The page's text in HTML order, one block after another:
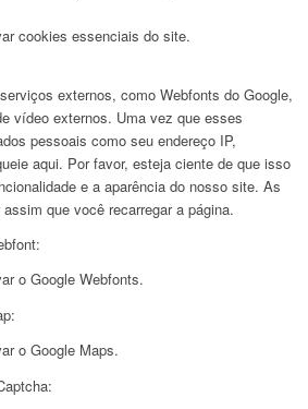
cookies essenciais do site.
externos, como Webfonts do Google,
vídeo externos. Uma vez que esses
pessoais como seu endereço IP,
aqui. Por favor, esteja ciente de que isso
e a aparência do nosso site. As
que você recarregar a página.
o Google Webfonts.
o Google Maps.